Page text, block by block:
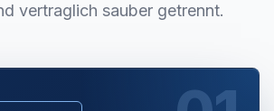
vertraglich sauber getrennt.